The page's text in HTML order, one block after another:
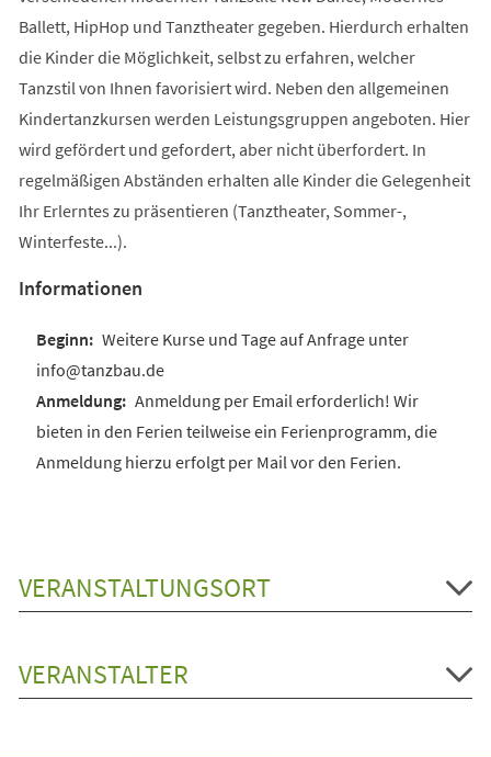
Ballett, HipHop und Tanztheater gegeben. Hierdurch erhalten
die Kinder die Möglichkeit, selbst zu erfahren, welcher
Tanzstil von Ihnen favorisiert wird. Neben den allgemeinen
Kindertanzkursen werden Leistungsgruppen angeboten. Hier
wird gefördert und gefordert, aber nicht überfordert. In
regelmäßigen Abständen erhalten alle Kinder die Gelegenheit
Ihr Erlerntes zu präsentieren (Tanztheater, Sommer-,
Winterfeste...).
Informationen
Weitere Kurse und Tage auf Anfrage unter
info@tanzbau.de
Anmeldung per Email erforderlich! Wir
bieten in den Ferien teilweise ein Ferienprogramm, die
Anmeldung hierzu erfolgt per Mail vor den Ferien.
VERANSTALTUNGSORT
VERANSTALTER